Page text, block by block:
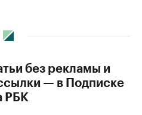
без рекламы и
— в Подписке
РБК